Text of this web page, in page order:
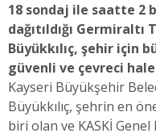
18 sondaj ile saatte 2
dağıtıldığı
Büyükkılıç, şehir için
güvenli ve çevreci
Kayseri Büyükşehir
Büyükkılıç, şehrin en
biri olan ve KASKİ